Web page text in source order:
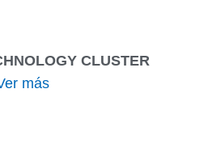
CLUSTER
más